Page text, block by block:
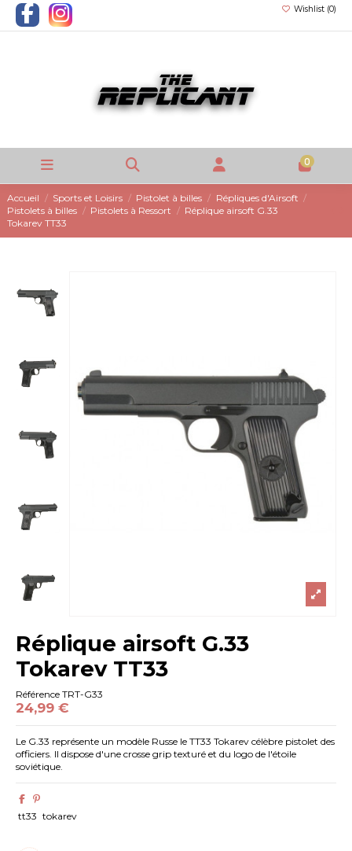
Wishlist (0)
0
Accueil Sports et Loisirs Pistolet à billes
Répliques d'Airsoft
Pistolets à billes
Pistolets à Ressort
Réplique airsoft G.33
Tokarev TT33
Réplique airsoft G.33
Tokarev TT33
Référence TRT-G33
24,99 €
Le G.33 représente un modèle Russe le TT33 Tokarev célèbre pistolet des
officiers. Il dispose d'une crosse grip texturé et du logo de l'étoile
soviétique.
tt33 tokarev